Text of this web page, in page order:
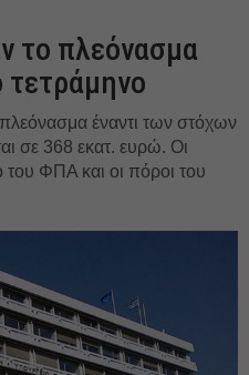
το πλεόνασμα
έναντι των στόχων
σε 368 εκατ. ευρώ. Οι
του ΦΠΑ και οι πόροι του